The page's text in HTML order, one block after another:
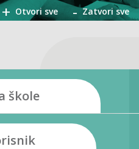
+ Otvori sve - Zatvori sve
škole